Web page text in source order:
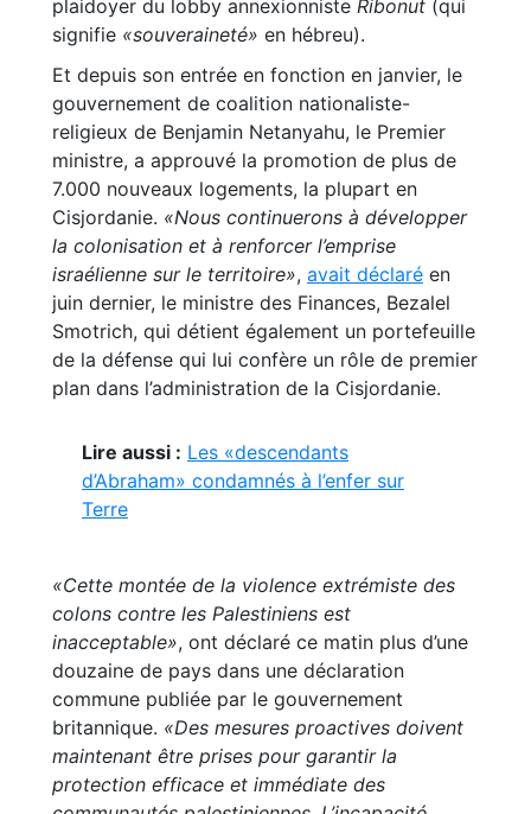
plaidoyer du lobby annexionniste Ribonut (qui
signifie «souveraineté» en hébreu).
Et depuis son entrée en fonction en janvier, le
gouvernement de coalition nationaliste-
religieux de Benjamin Netanyahu, le Premier
ministre, a approuvé la promotion de plus de
7.000 nouveaux logements, la plupart en
Cisjordanie. «Nous continuerons à développer
la colonisation et à renforcer l’emprise
israélienne sur le territoire», avait déclaré en
juin dernier, le ministre des Finances, Bezalel
Smotrich, qui détient également un portefeuille
de la défense qui lui confère un rôle de premier
plan dans l’administration de la Cisjordanie.
Lire aussi : Les «descendants
d’Abraham» condamnés à l’enfer sur
Terre
«Cette montée de la violence extrémiste des
colons contre les Palestiniens est
inacceptable», ont déclaré ce matin plus d’une
douzaine de pays dans une déclaration
commune publiée par le gouvernement
britannique. «Des mesures proactives doivent
maintenant être prises pour garantir la
protection efficace et immédiate des